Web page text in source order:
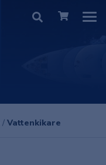
/ Vattenkikare